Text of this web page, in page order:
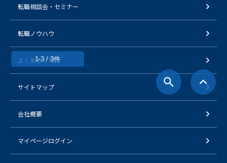
1-3 / 3件
転職相談会・セミナー
転職ノウハウ
よくあるご質問
サイトマップ
会社概要
マイページログイン